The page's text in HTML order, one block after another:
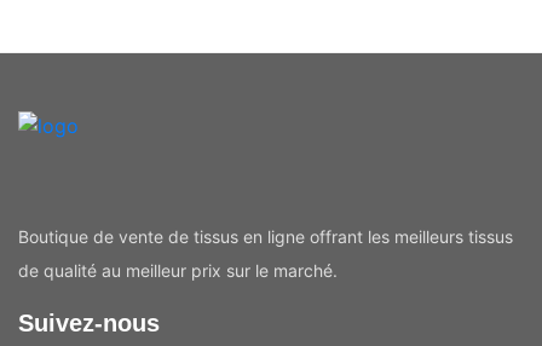
Boutique de vente de tissus en ligne offrant les meilleurs tissus
de qualité au meilleur prix sur le marché.
Suivez-nous